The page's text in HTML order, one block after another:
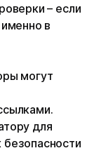
– если
в
могут
для